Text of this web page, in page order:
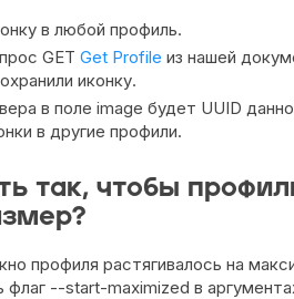
в любой профиль.
GET Get Profile из нашей
иконку.
в поле image будет UUID
в другие профили.
так, чтобы
профиля растягивалось на
--start-maximized в